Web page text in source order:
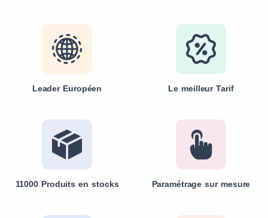
Leader Européen Le meilleur Tarif
11000 Produits en stocks Paramétrage sur mesure